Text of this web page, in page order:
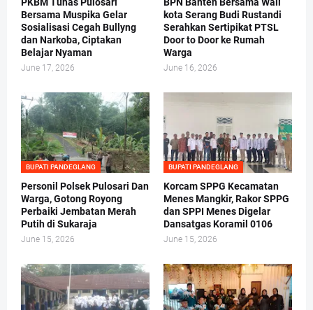
PKBM Tunas Pulosari
Bersama Muspika Gelar
Sosialisasi Cegah Bullyng
dan Narkoba, Ciptakan
Belajar Nyaman
June 17, 2026
BPN Banten Bersama Wali
kota Serang Budi Rustandi
Serahkan Sertipikat PTSL
Door to Door ke Rumah
Warga
June 16, 2026
BUPATI PANDEGLANG
Personil Polsek Pulosari Dan
Warga, Gotong Royong
Perbaiki Jembatan Merah
Putih di Sukaraja
June 15, 2026
BUPATI PANDEGLANG
Korcam SPPG Kecamatan
Menes Mangkir, Rakor SPPG
dan SPPI Menes Digelar
Dansatgas Koramil 0106
June 15, 2026